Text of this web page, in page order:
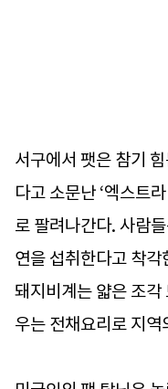
서구에서 팻은 참기
다고 소문난 ‘엑스트
로 팔려나간다. 사람
연을 섭취한다고 착각
돼지비계는 얇은 조
우는 전채요리로 지